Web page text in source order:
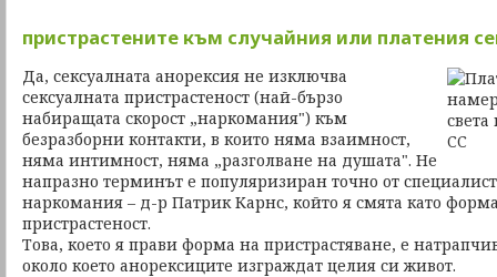
пристрастените към случайния или платения
Да, сексуалната анорексия не изключва
сексуалната пристрастеност (най-бързо
набиращата скорост „наркомания") към
безразборни контакти, в които няма взаимност,
няма интимност, няма „разголване на душата". Не
напразно терминът е популяризиран точно от
наркомания – д-р Патрик Карнс, който я смята като
пристрастеност.
Това, което я прави форма на пристрастяване, е
около което анорексиците изграждат целия си живот.